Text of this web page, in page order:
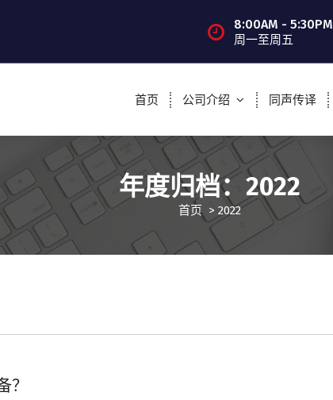
8:00AM - 5:30PM
周一至周五
首页 公司介绍 同声传译
年度归档：2022
首页> 2022
？